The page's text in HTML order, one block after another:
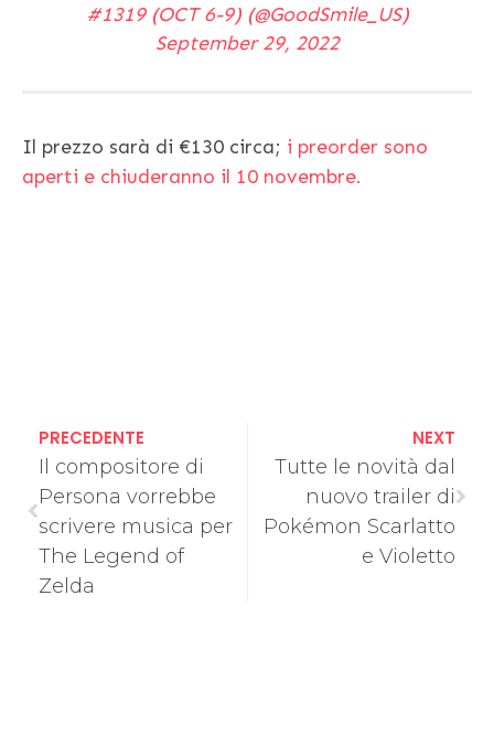
#1319 (OCT 6-9) (@GoodSmile_US)
September 29, 2022
Il prezzo sarà di €130 circa; i preorder sono
aperti e chiuderanno il 10 novembre.
PRECEDENTE
Il compositore di
Persona vorrebbe
scrivere musica per
The Legend of
Zelda
NEXT
Tutte le novità dal
nuovo trailer di
Pokémon Scarlatto
e Violetto